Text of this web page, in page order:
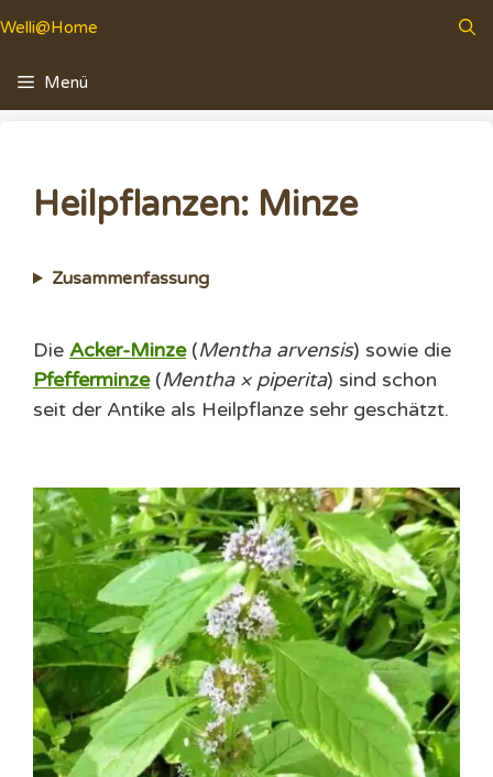
Inhalt
springen
Welli@Home
Menü
Heilpflanzen: Minze
Zusammenfassung
Die Acker-Minze(Mentha arvensis) sowie die
Pfefferminze(Mentha × piperita) sind schon
seit der Antike als Heilpflanze sehr geschätzt.